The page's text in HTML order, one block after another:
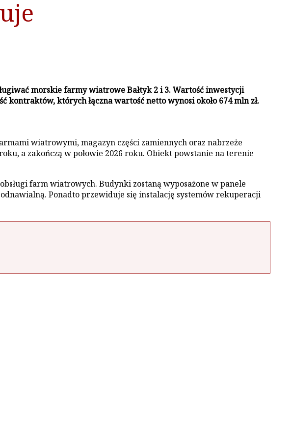
morskie farmy wiatrowe Bałtyk 2 i 3. Wartość inwestycji
kontraktów, których łączna wartość netto wynosi około 674 mln zł.
wiatrowymi, magazyn części zamiennych oraz nabrzeże
a zakończą w połowie 2026 roku. Obiekt powstanie na terenie
farm wiatrowych. Budynki zostaną wyposażone w panele
Ponadto przewiduje się instalację systemów rekuperacji